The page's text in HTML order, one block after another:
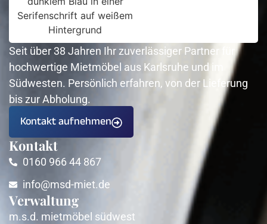
Seit über 38 Jahren Ihr zuverlässiger Partner für
hochwertige Mietmöbel aus Karlsruhe und im
Südwesten. Persönlich erfahren, von der Lieferung
bis zur Abholung.
Kontakt aufnehmen
Kontakt
0160 966 44 867
info@msd-miet.de
Verwaltung
m.s.d. mietmöbel südwest